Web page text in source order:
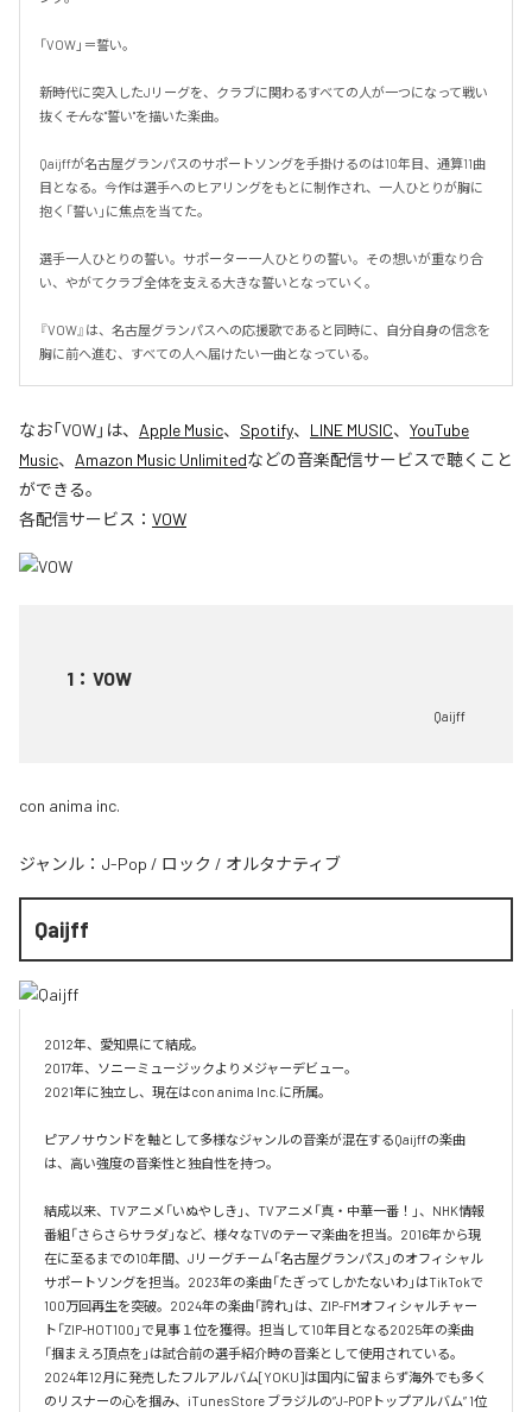
「VOW」＝誓い。
新時代に突入したJリーグを、クラブに関わるすべての人が一つになって戦い
抜く――そんな"誓い"を描いた楽曲。
Qaijffが名古屋グランパスのサポートソングを手掛けるのは10年目、通算11曲
目となる。今作は選手へのヒアリングをもとに制作され、一人ひとりが胸に
抱く「誓い」に焦点を当てた。
選手一人ひとりの誓い。サポーター一人ひとりの誓い。その想いが重なり合
い、やがてクラブ全体を支える大きな誓いとなっていく。
『VOW』は、名古屋グランパスへの応援歌であると同時に、自分自身の信念を
胸に前へ進む、すべての人へ届けたい一曲となっている。
なお「VOW」は、 Apple Music、 Spotify、 LINE MUSIC、 YouTube
Music、 Amazon Music Unlimitedなどの音楽配信サービスで聴くこと
ができる。
各配信サービス： VOW
1 ： VOW
Qaijff
con anima inc.
ジャンル： J-Pop / ロック / オルタナティブ
Qaijff
2012年、愛知県にて結成。
2017年、ソニーミュージックよりメジャーデビュー。
2021年に独立し、現在はcon anima Inc.に所属。
ピアノサウンドを軸として多様なジャンルの音楽が混在するQaijffの楽曲
は、高い強度の音楽性と独自性を持つ。
結成以来、TVアニメ「いぬやしき」、TVアニメ「真・中華一番！」、NHK情報
番組「さらさらサラダ」など、様々なTVのテーマ楽曲を担当。2016年から現
在に至るまでの10年間、Jリーグチーム「名古屋グランパス」のオフィシャル
サポートソングを担当。2023年の楽曲「たぎってしかたないわ」はTikTokで
100万回再生を突破。2024年の楽曲「誇れ」は、ZIP-FMオフィシャルチャー
ト「ZIP-HOT100」で見事１位を獲得。担当して10年目となる2025年の楽曲
「掴まえろ頂点を」は試合前の選手紹介時の音楽として使用されている。
2024年12月に発売したフルアルバム[YOKU]は国内に留まらず海外でも多く
のリスナーの心を掴み、iTunes Store ブラジルの”J-POPトップアルバム” 1位